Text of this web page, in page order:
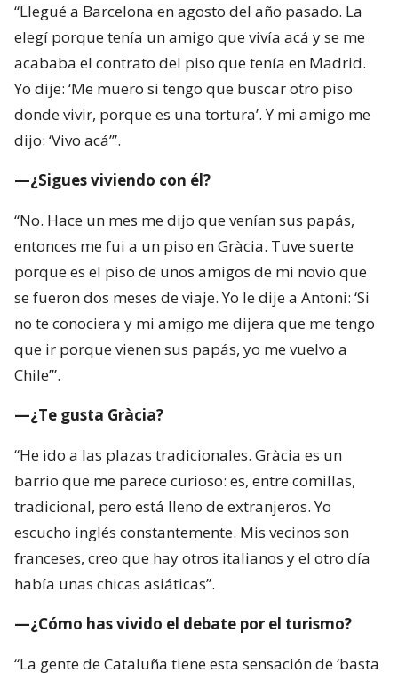
“Llegué a Barcelona en agosto del año pasado. La
elegí porque tenía un amigo que vivía acá y se me
acababa el contrato del piso que tenía en Madrid.
Yo dije: ‘Me muero si tengo que buscar otro piso
donde vivir, porque es una tortura’. Y mi amigo me
dijo: ‘Vivo acá’”.
—¿Sigues viviendo con él?
“No. Hace un mes me dijo que venían sus papás,
entonces me fui a un piso en Gràcia. Tuve suerte
porque es el piso de unos amigos de mi novio que
se fueron dos meses de viaje. Yo le dije a Antoni: ‘Si
no te conociera y mi amigo me dijera que me tengo
que ir porque vienen sus papás, yo me vuelvo a
Chile’”.
—¿Te gusta Gràcia?
“He ido a las plazas tradicionales. Gràcia es un
barrio que me parece curioso: es, entre comillas,
tradicional, pero está lleno de extranjeros. Yo
escucho inglés constantemente. Mis vecinos son
franceses, creo que hay otros italianos y el otro día
había unas chicas asiáticas”.
—¿Cómo has vivido el debate por el turismo?
“La gente de Cataluña tiene esta sensación de ‘basta